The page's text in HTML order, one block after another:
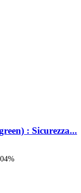
: Sicurezza...